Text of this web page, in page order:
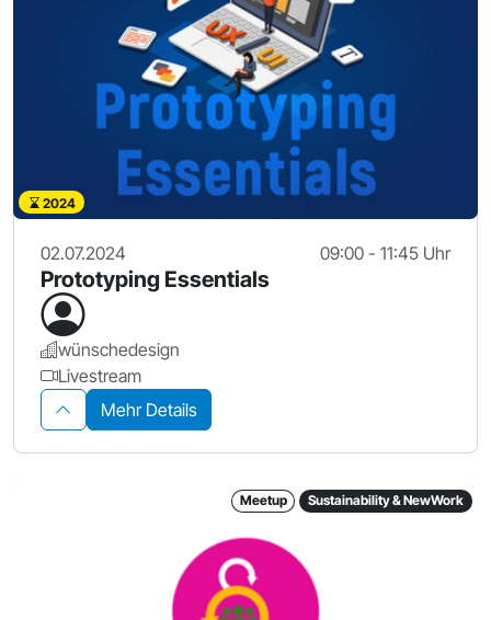
2024
02.07.2024 09:00 - 11:45 Uhr
Prototyping Essentials
wünschedesign
Livestream
Mehr Details
Meetup Sustainability & NewWork